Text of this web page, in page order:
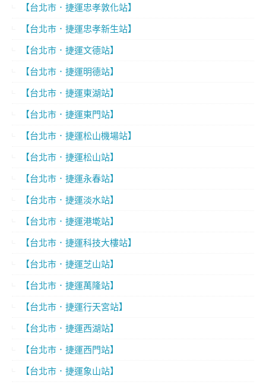
【台北市．捷運忠孝敦化站】
【台北市．捷運忠孝新生站】
【台北市．捷運文德站】
【台北市．捷運明德站】
【台北市．捷運東湖站】
【台北市．捷運東門站】
【台北市．捷運松山機場站】
【台北市．捷運松山站】
【台北市．捷運永春站】
【台北市．捷運淡水站】
【台北市．捷運港墘站】
【台北市．捷運科技大樓站】
【台北市．捷運芝山站】
【台北市．捷運萬隆站】
【台北市．捷運行天宮站】
【台北市．捷運西湖站】
【台北市．捷運西門站】
【台北市．捷運象山站】